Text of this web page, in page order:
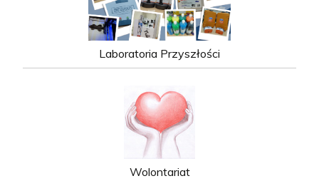
Laboratoria Przyszłości
Wolontariat